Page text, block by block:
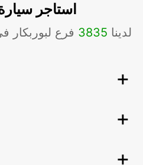
استاجر
لدينا 3835 فرع لبوربكار